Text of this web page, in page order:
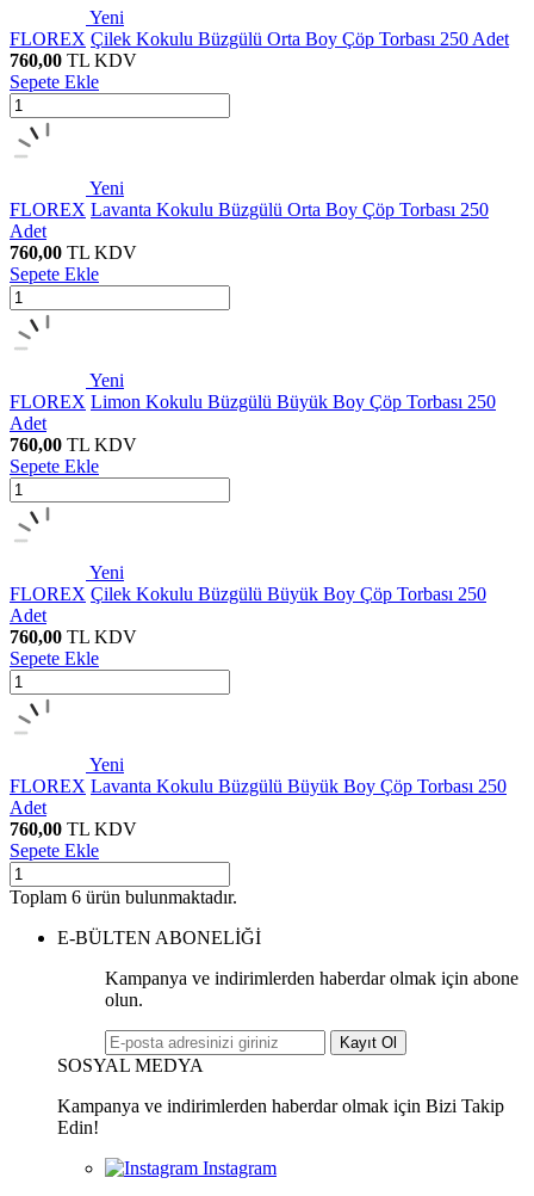
Yeni
FLOREX Çilek Kokulu Büzgülü Orta Boy Çöp Torbası 250 Adet
760,00 TL KDV
Sepete Ekle
Yeni
FLOREX Lavanta Kokulu Büzgülü Orta Boy Çöp Torbası 250
Adet
760,00 TL KDV
Sepete Ekle
Yeni
FLOREX Limon Kokulu Büzgülü Büyük Boy Çöp Torbası 250
Adet
760,00 TL KDV
Sepete Ekle
Yeni
FLOREX Çilek Kokulu Büzgülü Büyük Boy Çöp Torbası 250
Adet
760,00 TL KDV
Sepete Ekle
Yeni
FLOREX Lavanta Kokulu Büzgülü Büyük Boy Çöp Torbası 250
Adet
760,00 TL KDV
Sepete Ekle
Toplam 6 ürün bulunmaktadır.
E-BÜLTEN ABONELİĞİ
Kampanya ve indirimlerden haberdar olmak için abone
olun.
Kayıt Ol
SOSYAL MEDYA
Kampanya ve indirimlerden haberdar olmak için Bizi Takip
Edin!